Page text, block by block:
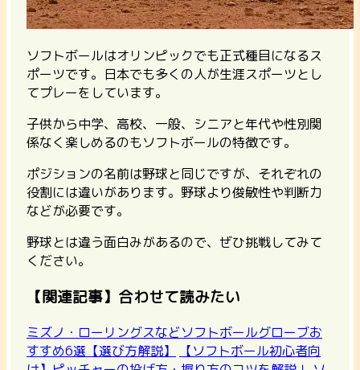
ソフトボールはオリンピックでも正式種目になるス
ポーツです。日本でも多くの人が生涯スポーツとし
てプレーをしています。
子供から中学、高校、一般、シニアと年代や性別関
係なく楽しめるのもソフトボールの特徴です。
ポジションの名前は野球と同じですが、それぞれの
役割には違いがあります。野球より俊敏性や判断力
などが必要です。
野球とは違う面白みがあるので、ぜひ挑戦してみて
ください。
【関連記事】合わせて読みたい
ミズノ・ローリングスなどソフトボールグローブお
すすめ6選【選び方解説】
【ソフトボール初心者向